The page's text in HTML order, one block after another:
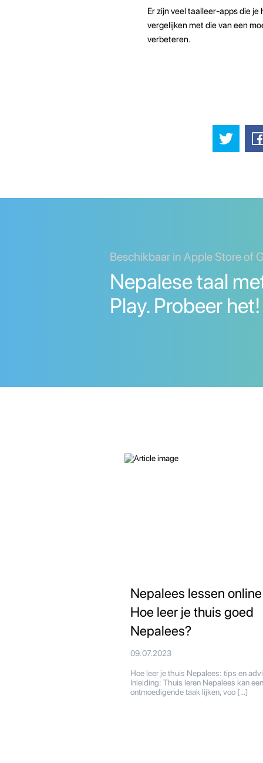
Er zijn veel taalleer-apps die
vergelijken met die van een
verbeteren.
Beschikbaar in Apple Store of
Nepalese taal
Play. Probeer het!
Nepalees lessen
Hoe leer je thuis goed
Nepalees?
09.07.2023
Hoe leer je thuis Nepalees: tips en
Inleiding: Thuis leren Nepalees kan een
ontmoedigende taak lijken, voo […]